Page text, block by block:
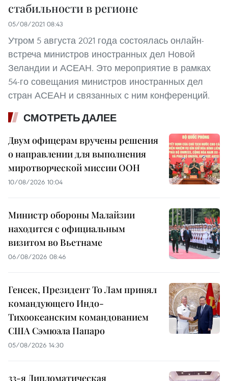
стабильности в регионе
05/08/2021 08:43
Утром 5 августа 2021 года состоялась онлайн-
встреча министров иностранных дел Новой
Зеландии и АСЕАН. Это мероприятие в рамках
54-го совещания министров иностранных дел
стран АСЕАН и связанных с ним конференций.
СМОТРЕТЬ ДАЛЕЕ
Двум офицерам вручены решения
о направлении для выполнения
миротворческой миссии ООН
10/08/2026 10:04
Министр обороны Малайзии
находится с официальным
визитом во Вьетнаме
06/08/2026 08:46
Генсек, Президент То Лам принял
командующего Индо-
Тихоокеанским командованием
США Сэмюэла Папаро
05/08/2026 14:30
33-я Дипломатическая